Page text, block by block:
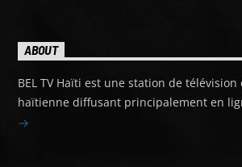
ABOUT
BEL TV Haïti est une station de
haïtienne diffusant principalement en